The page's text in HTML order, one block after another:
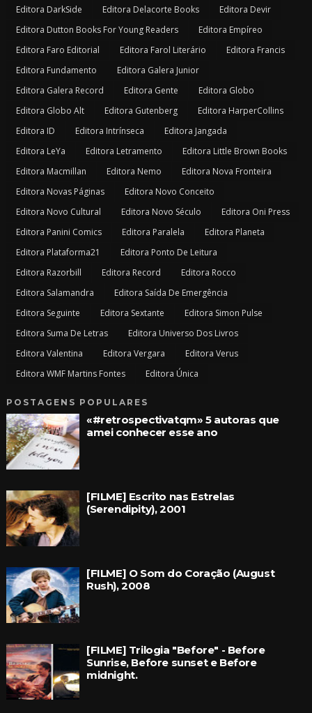
Editora DarkSide
Editora Delacorte Books
Editora Devir
Editora Dutton Books For Young Readers
Editora Empíreo
Editora Faro Editorial
Editora Farol Literário
Editora Francis
Editora Fundamento
Editora Galera Junior
Editora Galera Record
Editora Gente
Editora Globo
Editora Globo Alt
Editora Gutenberg
Editora HarperCollins
Editora ID
Editora Intrínseca
Editora Jangada
Editora LeYa
Editora Letramento
Editora Little Brown Books
Editora Macmillan
Editora Nemo
Editora Nova Fronteira
Editora Novas Páginas
Editora Novo Conceito
Editora Novo Cultural
Editora Novo Século
Editora Oni Press
Editora Panini Comics
Editora Paralela
Editora Planeta
Editora Plataforma21
Editora Ponto De Leitura
Editora Razorbill
Editora Record
Editora Rocco
Editora Salamandra
Editora Saída De Emergência
Editora Seguinte
Editora Sextante
Editora Simon Pulse
Editora Suma De Letras
Editora Universo Dos Livros
Editora Valentina
Editora Vergara
Editora Verus
Editora WMF Martins Fontes
Editora Única
POSTAGENS POPULARES
«#retrospectivatqm» 5 autoras que
amei conhecer esse ano
[FILME] Escrito nas Estrelas
(Serendipity), 2001
[FILME] O Som do Coração (August
Rush), 2008
[FILME] Trilogia "Before" - Before
Sunrise, Before sunset e Before
midnight.